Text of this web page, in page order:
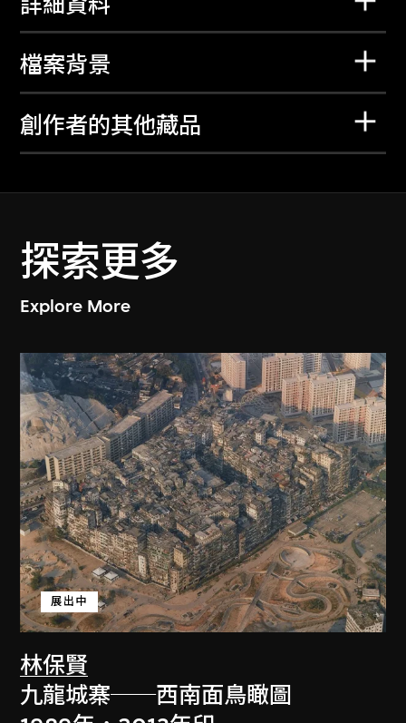
詳細資料
檔案背景
創作者的其他藏品
探索更多
Explore More
林保賢
展出中
九龍城寨──西南面鳥瞰圖